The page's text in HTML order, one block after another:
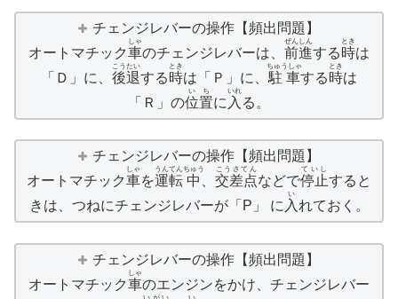
チェンジレバーの操作【頻出問題】
オートマチック車
しゃ
のチェンジレバーは、 前進
ぜんしん
する時
とき
は
「Ｄ」に、 後退
こうたい
する時
とき
は「Ｐ」に、 駐車
ちゅうしゃ
する時
とき
は
「Ｒ」の位置
いち
に 入
いれ
る。
チェンジレバーの操作【頻出問題】
オートマチック車
しゃ
を運転
うんてん
中
ちゅう
交差点
こうさてん
などで停止
ていし
すると
きは、つねにチェンジレバーが「P」 に 入
い
れておく。
チェンジレバーの操作【頻出問題】
オートマチック車
しゃ
のエンジンをかけ、チェンジレバー